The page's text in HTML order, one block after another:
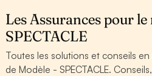
Les Assurances pour
SPECTACLE
Toutes les solutions et conseils
de Modèle - SPECTACLE.